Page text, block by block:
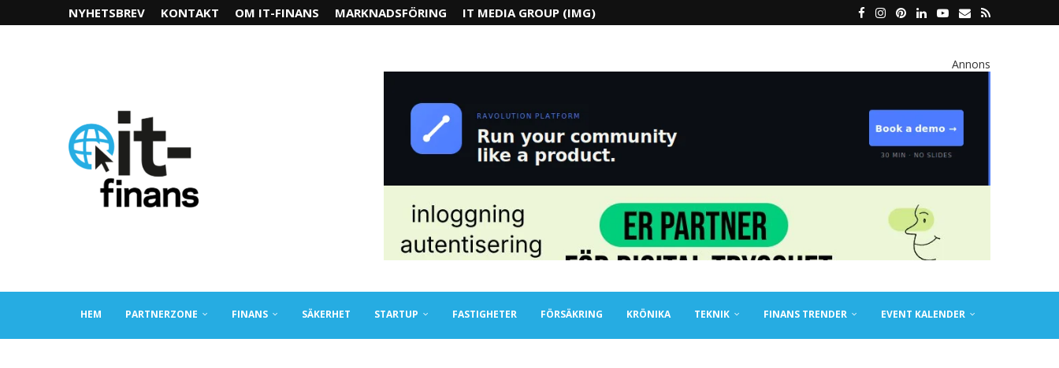
NYHETSBREV KONTAKT OM IT-FINANS MARKNADSFÖRING IT MEDIA GROUP (IMG)
Annons
HEM PARTNERZONE FINANS SÄKERHET STARTUP FASTIGHETER FÖRSÄKRING KRÖNIKA TEKNIK FINANS TRENDER EVENT KALENDER